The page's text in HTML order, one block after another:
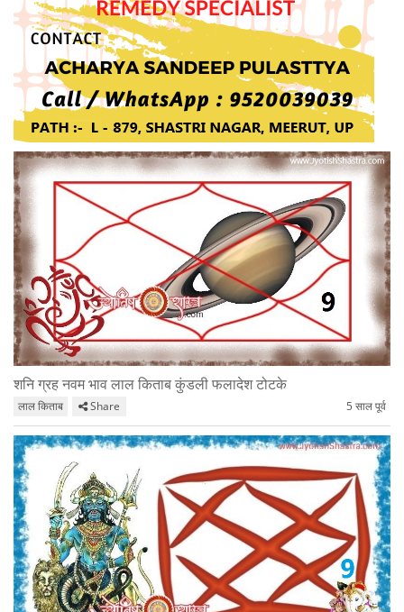
शनि ग्रह नवम भाव लाल किताब कुंडली फलादेश टोटके
लाल किताब Share 5 साल पूर्व